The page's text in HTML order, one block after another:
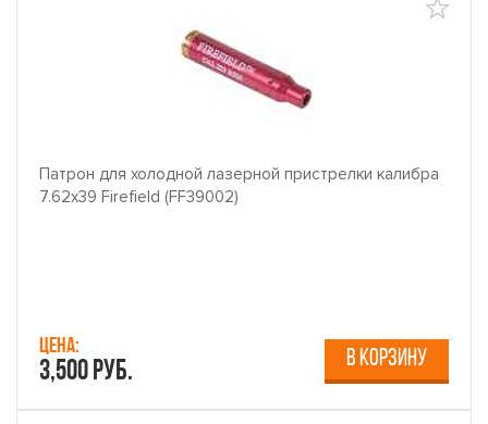
Патрон для холодной лазерной пристрелки калибра
7.62x39 Firefield (FF39002)
Цена:
3,500 руб. В КОРЗИНУ